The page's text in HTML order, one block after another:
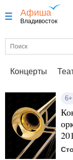
Афиша
Владивосток
Концерты
6+